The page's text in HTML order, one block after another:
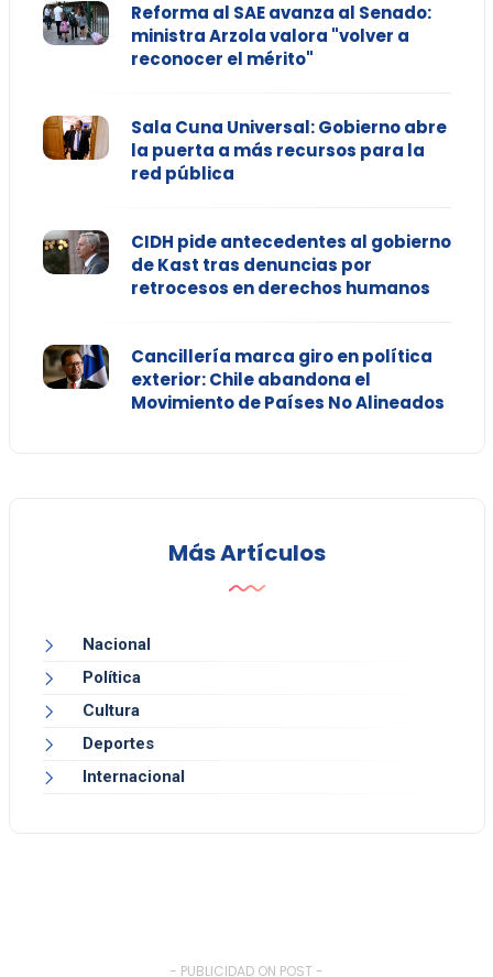
Reforma al SAE avanza al Senado:
ministra Arzola valora "volver a
reconocer el mérito"
Sala Cuna Universal: Gobierno abre
la puerta a más recursos para la
red pública
CIDH pide antecedentes al gobierno
de Kast tras denuncias por
retrocesos en derechos humanos
Cancillería marca giro en política
exterior: Chile abandona el
Movimiento de Países No Alineados
Más Artículos
Nacional
Política
Cultura
Deportes
Internacional
- PUBLICIDAD ON POST -